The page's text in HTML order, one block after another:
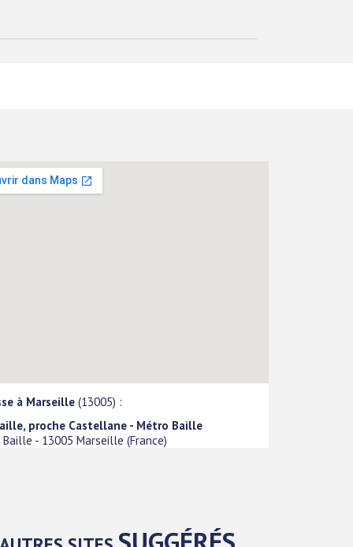
à Marseille (13005) :
proche Castellane - Métro Baille
Baille - 13005 Marseille (France)